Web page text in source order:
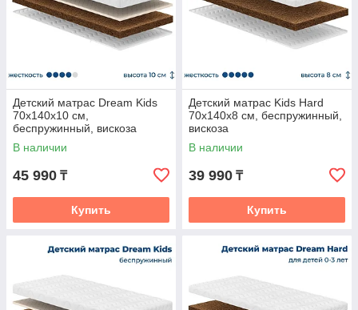
Детский матрас Dream Kids
70x140x10 см,
беспружинный, вискоза
В наличии
45 990 ₸
Купить
Детский матрас Kids Hard
70x140x8 см, беспружинный,
вискоза
В наличии
39 990 ₸
Купить